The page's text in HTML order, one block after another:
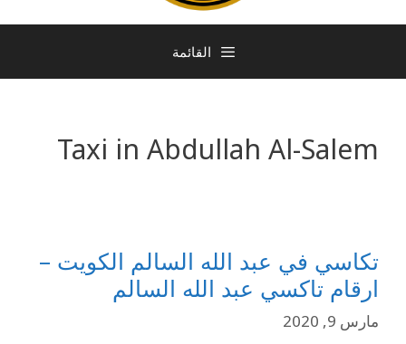
القائمة
Taxi in Abdullah Al-Salem
تكاسي في عبد الله السالم الكويت –
ارقام تاكسي عبد الله السالم
مارس 9, 2020